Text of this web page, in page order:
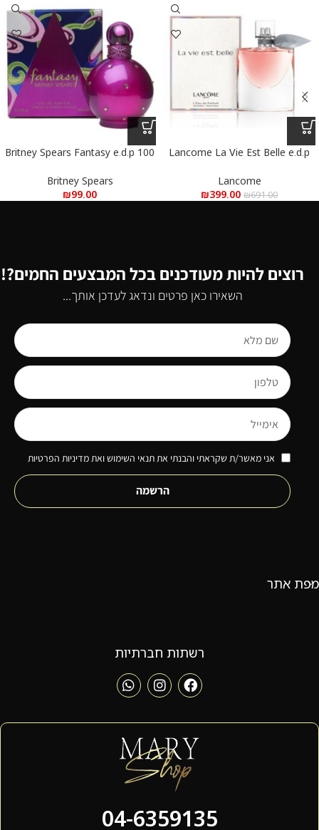
Lancome La Vie Est Belle e.d.p
100 מ”ל
Lancome
₪691.00
₪399.00
Britney Spears Fantasy e.d.p 100
מ”ל
Britney Spears
₪99.00
רוצים להיות מעודכנים בכל המבצעים החמים?!
השאירו כאן פרטים ונדאג לעדכן אותך...
אני מאשר/ת שקראתי והבנתי את תנאי השימוש ואת מדיניות הפרטיות
הרשמה
מפת אתר
רשתות חברתיות
04-6359135